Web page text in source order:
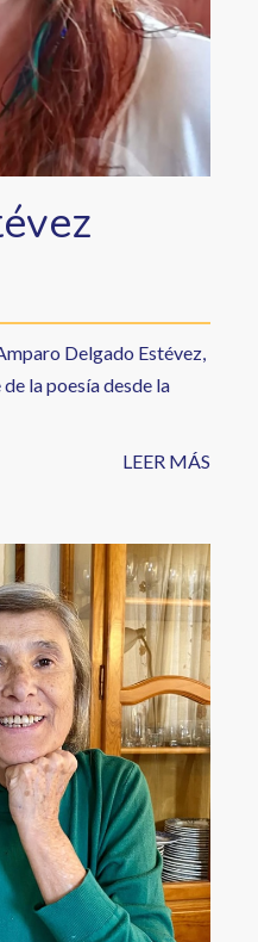
Delgado Estévez,
la poesía desde la
LEER MÁS